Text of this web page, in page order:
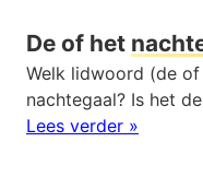
De of het
Welk lidwoord (de
nachtegaal? Is het
Lees verder »